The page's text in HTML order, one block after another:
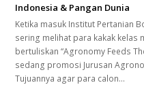
Indonesia & Pangan Dunia
Ketika masuk Institut Pertanian
sering melihat para kakak kelas
bertuliskan “Agronomy Feeds
sedang promosi Jurusan
Tujuannya agar para calon…